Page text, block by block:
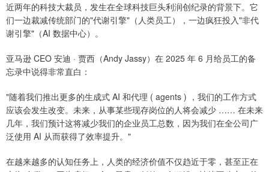
近两年的科技大裁员，发生在全球科技巨头利润创纪录的背景下。它
们一边裁减传统部门的"代谢引擎"（人类员工），一边疯狂投入"非代
谢引擎"（AI 数据中心）。
亚马逊 CEO 安迪 · 贾西（Andy Jassy）在 2025 年 6 月给员工的备
忘录中说得非常直白：
"随着我们推出更多的生成式 AI 和代理 ( agents ) ，我们的工作方式
应该会发生改变。未来，从事某些现存岗位的人将会减少 …… 在未来
几年，我们预计这将减少我们的企业员工总数，因为我们在全公司广
泛使用 AI 从而获得了效率提升。"
在越来越多的认知任务上，人类的经济价值不仅趋近于零，甚至正在